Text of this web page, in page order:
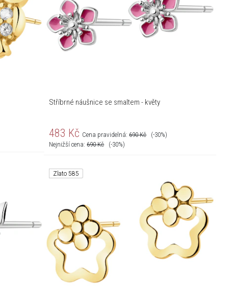
Stříbrné náušnice se smaltem - květy
483 Kč Cena pravidelná:690 Kč
(-30%)
Nejnižší cena:690 Kč (-30%)
Zlato 585